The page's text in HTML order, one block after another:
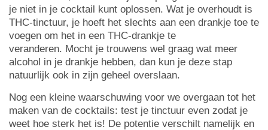
je niet in je cocktail kunt oplossen. Wat je overhoudt is
THC-tinctuur, je hoeft het slechts aan een drankje toe te
voegen om het in een THC-drankje te
veranderen. Mocht je trouwens wel graag wat meer
alcohol in je drankje hebben, dan kun je deze stap
natuurlijk ook in zijn geheel overslaan.
Nog een kleine waarschuwing voor we overgaan tot het
maken van de cocktails: test je tinctuur even zodat je
weet hoe sterk het is! De potentie verschilt namelijk en